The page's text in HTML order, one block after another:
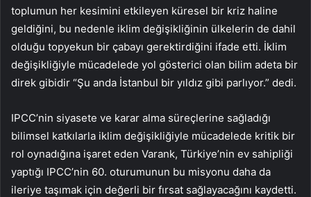
toplumun her kesimini etkileyen küresel bir kriz haline
geldiğini, bu nedenle iklim değişikliğinin ülkelerin de dahil
olduğu topyekun bir çabayı gerektirdiğini ifade etti. İklim
değişikliğiyle mücadelede yol gösterici olan bilim adeta bir
direk gibidir “Şu anda İstanbul bir yıldız gibi parlıyor.” dedi.
IPCC’nin siyasete ve karar alma süreçlerine sağladığı
bilimsel katkılarla iklim değişikliğiyle mücadelede kritik bir
rol oynadığına işaret eden Varank, Türkiye’nin ev sahipliği
yaptığı IPCC’nin 60. oturumunun bu misyonu daha da
ileriye taşımak için değerli bir fırsat sağlayacağını kaydetti.